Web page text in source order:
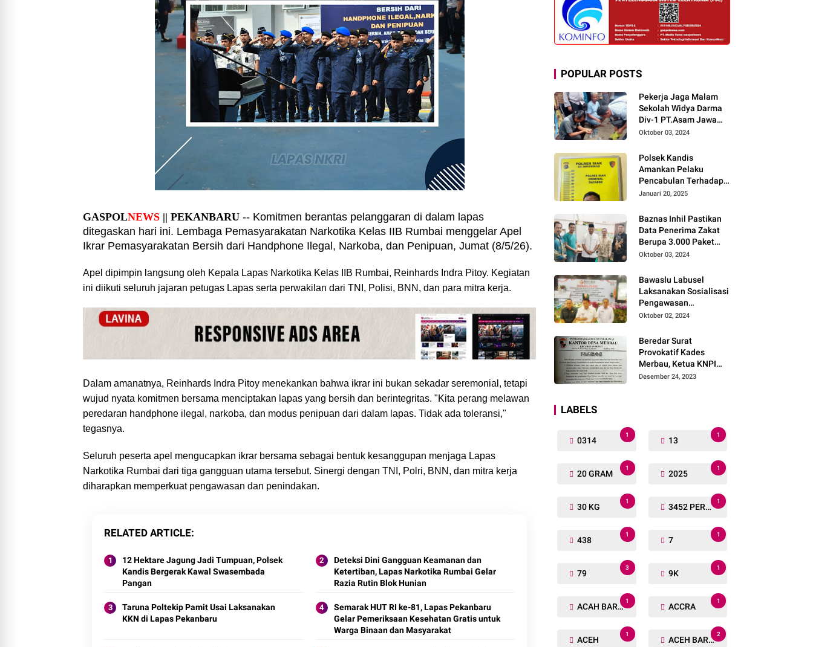
GASPOLNEWS || PEKANBARU -- Komitmen berantas pelanggaran di dalam lapas
ditegaskan hari ini. Lembaga Pemasyarakatan Narkotika Kelas IIB Rumbai menggelar Apel
Ikrar Pemasyarakatan Bersih dari Handphone Ilegal, Narkoba, dan Penipuan, Jumat (8/5/26).
Apel dipimpin langsung oleh Kepala Lapas Narkotika Kelas IIB Rumbai, Reinhards Indra Pitoy. Kegiatan
ini diikuti seluruh jajaran petugas Lapas serta perwakilan dari TNI, Polisi, BNN, dan para mitra kerja.
Dalam amanatnya, Reinhards Indra Pitoy menekankan bahwa ikrar ini bukan sekadar seremonial, tetapi
wujud nyata komitmen bersama menciptakan lapas yang bersih dan berintegritas. "Kita perang melawan
peredaran handphone ilegal, narkoba, dan modus penipuan dari dalam lapas. Tidak ada toleransi,"
tegasnya.
Seluruh peserta apel mengucapkan ikrar bersama sebagai bentuk kesanggupan menjaga Lapas
Narkotika Rumbai dari tiga gangguan utama tersebut. Sinergi dengan TNI, Polri, BNN, dan mitra kerja
diharapkan memperkuat pengawasan dan penindakan.
RELATED ARTICLE
12 Hektare Jagung Jadi Tumpuan, Polsek
Kandis Bergerak Kawal Swasembada
Pangan
Deteksi Dini Gangguan Keamanan dan
Ketertiban, Lapas Narkotika Rumbai Gelar
Razia Rutin Blok Hunian
Taruna Poltekip Pamit Usai Laksanakan
KKN di Lapas Pekanbaru
Semarak HUT RI ke-81, Lapas Pekanbaru
Gelar Pemeriksaan Kesehatan Gratis untuk
Warga Binaan dan Masyarakat
POPULAR POSTS
Pekerja Jaga Malam
Sekolah Widya Darma
Div-1 PT.Asam Jawa
Todongkan Senpi
Sumberjo
Oktober 03, 2024
Polsek Kandis
Amankan Pelaku
Pencabulan Terhadap
Dua Anak Kakak-
Gereja
Januari 20, 2025
Baznas Inhil Pastikan
Data Penerima Zakat
Berupa 3.000 Paket
Premium Boxs Sudah
Oktober 03, 2024
Bawaslu Labusel
Laksanakan Sosialisasi
Pengawasan
Partisipatif kepada
Pemuda Dan Agama
Pada pilkada Serentak
2024
Oktober 02, 2024
Beredar Surat
Provokatif Kades
Merbau, Ketua KNPI
Riau: "Periksa, Tangkap
Desember 24, 2023
LABELS
0314
1
13
1
20 GRAM
1
2025
1
30 KG
1
3452 PERSONIL
1
438
1
7
1
79
3
9K
1
ACAH BARAT
1
ACCRA
1
ACEH
1
ACEH BARAT
2